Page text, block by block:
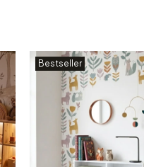
Bestseller